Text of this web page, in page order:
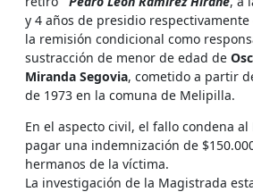
y 4 años de presidio
la remisión condicional como
sustracción de menor de edad de
Miranda Segovia, cometido a partir
de 1973 en la comuna de Melipilla.
En el aspecto civil, el fallo condena al
pagar una indemnización de
hermanos de la víctima.
La investigación de la Magistrada